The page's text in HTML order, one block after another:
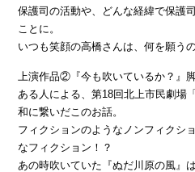
保護司の活動や、どんな経緯で保護
ことに。
いつも笑顔の高橋さんは、何を願う
上演作品②『今も吹いているか？』
ある人による、第18回北上市民劇場
和に繋いだこのお話。
フィクションのようなノンフィクシ
なフィクション！？
あの時吹いていた『ぬだ川原の風』